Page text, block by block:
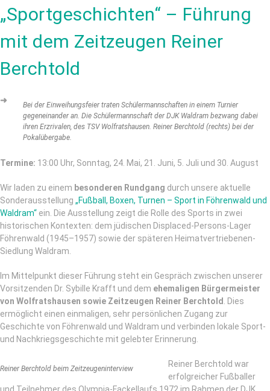
„Sportgeschichten“ – Führung
mit dem Zeitzeugen Reiner
Berchtold
Bei der Einweihungsfeier traten Schülermannschaften in einem Turnier
gegeneinander an. Die Schülermannschaft der DJK Waldram bezwang dabei
ihren Erzrivalen, des TSV Wolfratshausen. Reiner Berchtold (rechts) bei der
Pokalübergabe.
➜
Termine: 13:00 Uhr, Sonntag, 24. Mai, 21. Juni, 5. Juli und 30. August
Wir laden zu einem besonderen Rundgang durch unsere aktuelle
Sonderausstellung „Fußball, Boxen, Turnen – Sport in Föhrenwald und
Waldram“ ein. Die Ausstellung zeigt die Rolle des Sports in zwei
historischen Kontexten: dem jüdischen Displaced-Persons-Lager
Föhrenwald (1945–1957) sowie der späteren Heimatvertriebenen-
Siedlung Waldram.
Im Mittelpunkt dieser Führung steht ein Gespräch zwischen unserer
Vorsitzenden Dr. Sybille Krafft und dem ehemaligen Bürgermeister
von Wolfratshausen sowie Zeitzeugen Reiner Berchtold
. Dies
ermöglicht einen einmaligen, sehr persönlichen Zugang zur
Geschichte von Föhrenwald und Waldram und verbinden lokale Sport-
und Nachkriegsgeschichte mit gelebter Erinnerung.
Reiner Berchtold beim Zeitzeugeninterview
Reiner Berchtold war
erfolgreicher Fußballer
und Teilnehmer des Olympia-Fackellaufs 1972 im Rahmen der DJK